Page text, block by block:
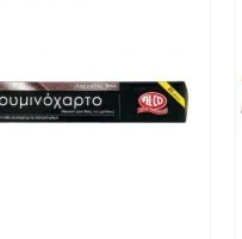
ΣΤΟ ΚΑΛΆΘΙ
/
ΛΕΠΤΟΜΈΡΕΙΕΣ